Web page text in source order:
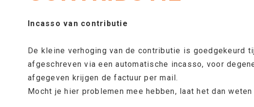
Incasso van contributie
De kleine verhoging van de contributie is goedgekeurd
afgeschreven via een automatische incasso, voor
afgegeven krijgen de factuur per mail.
Mocht je hier problemen mee hebben, laat het dan weten